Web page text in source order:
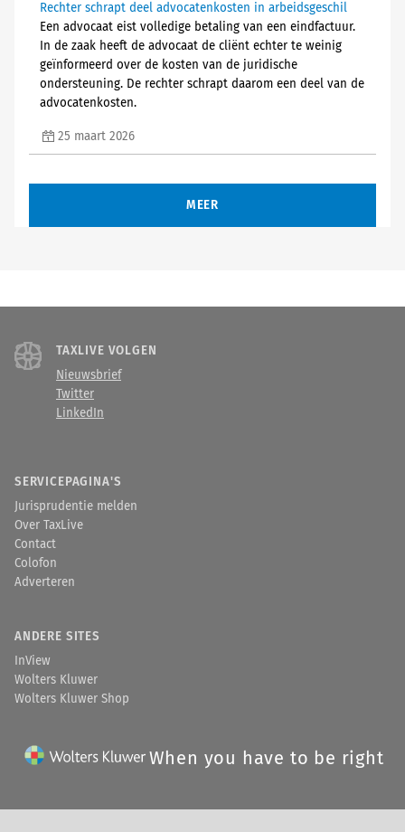
Rechter schrapt deel advocatenkosten in arbeidsgeschil
Een advocaat eist volledige betaling van een eindfactuur.
In de zaak heeft de advocaat de cliënt echter te weinig
geïnformeerd over de kosten van de juridische
ondersteuning. De rechter schrapt daarom een deel van de
advocatenkosten.
25 maart 2026
MEER
TAXLIVE VOLGEN
Nieuwsbrief
Twitter
LinkedIn
SERVICEPAGINA'S
Jurisprudentie melden
Over TaxLive
Contact
Colofon
Adverteren
ANDERE SITES
InView
Wolters Kluwer
Wolters Kluwer Shop
When you have to be right